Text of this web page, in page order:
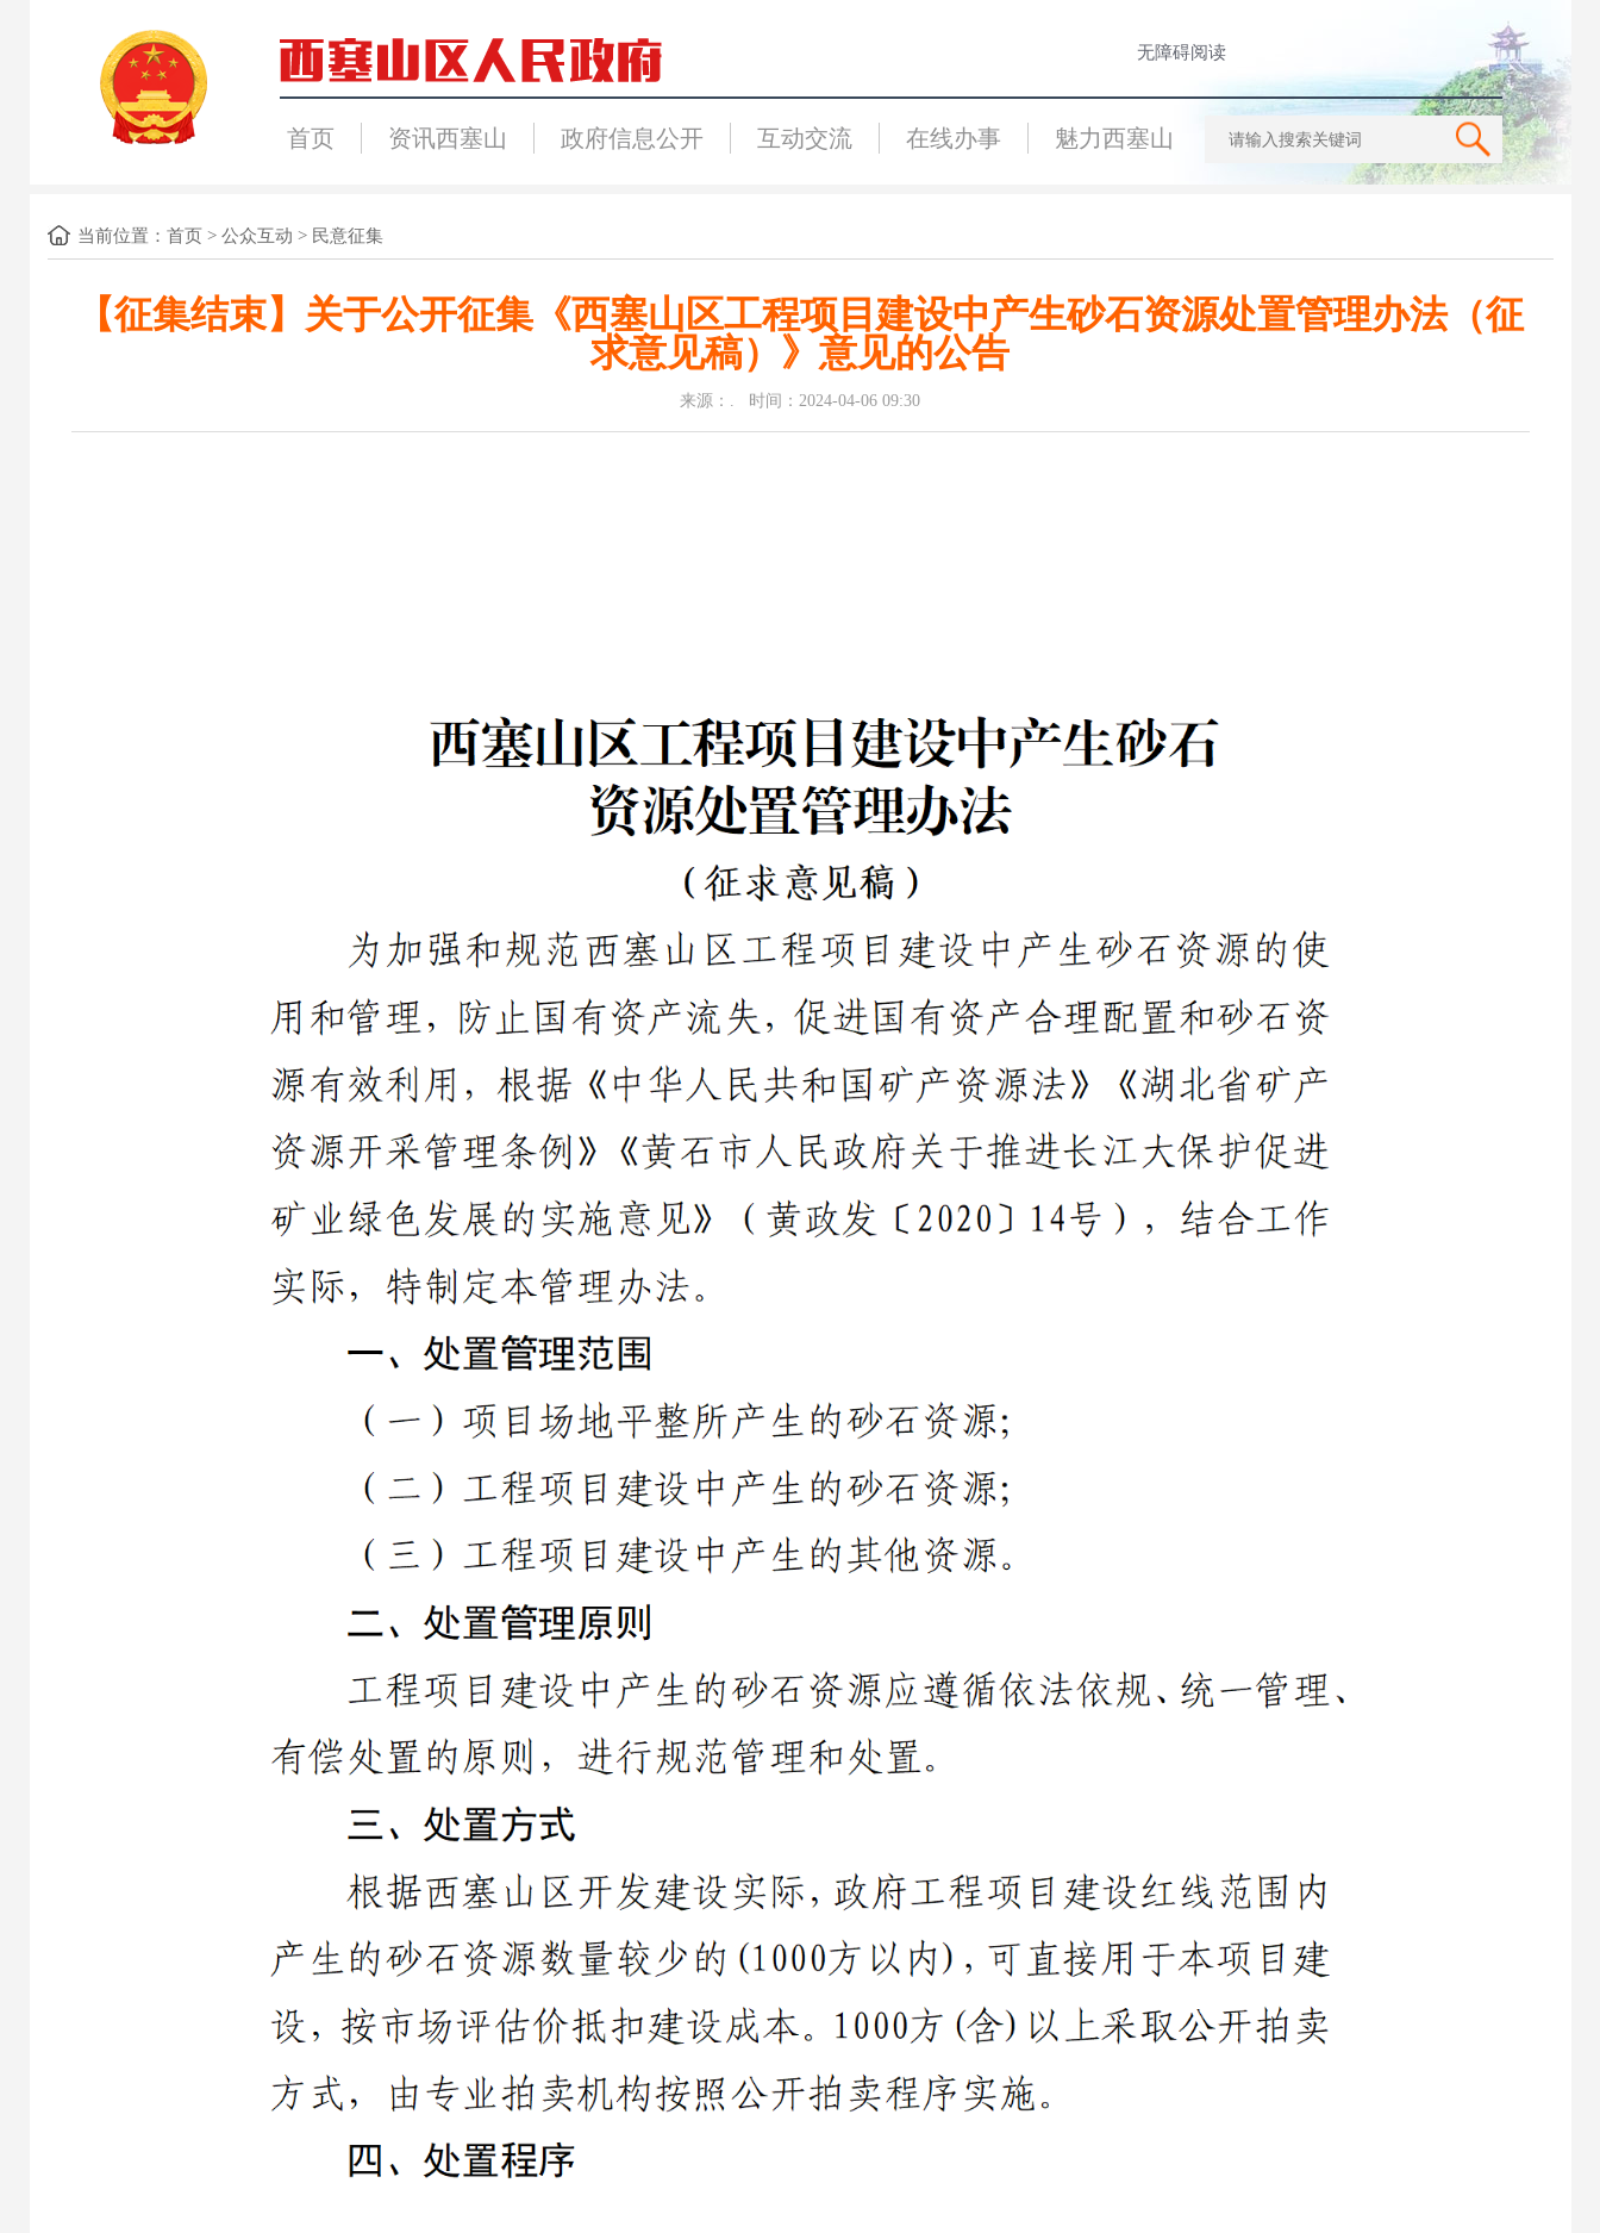
无障碍阅读
首页 资讯西塞山 政府信息公开 互动交流 在线办事 魅力西塞山
当前位置： 首页> 公众互动 > 民意征集
【征集结束】关于公开征集《西塞山区工程项目建设中产生砂石资源处置管理办法（征
求意见稿）》意见的公告
来源：. 时间：2024-04-06 09:30